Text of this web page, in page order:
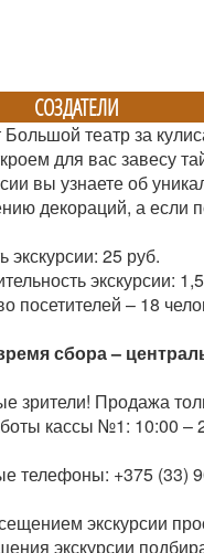
СОЗДАТЕЛИ
Большой театр за
для вас завесу
вы узнаете об
декораций, а если
экскурсии: 25 руб.
экскурсии:
посетителей – 18
сбора –
зрители! Продажа
кассы №1: 10:00 –
телефоны: +375 (33)
экскурсии
экскурсии